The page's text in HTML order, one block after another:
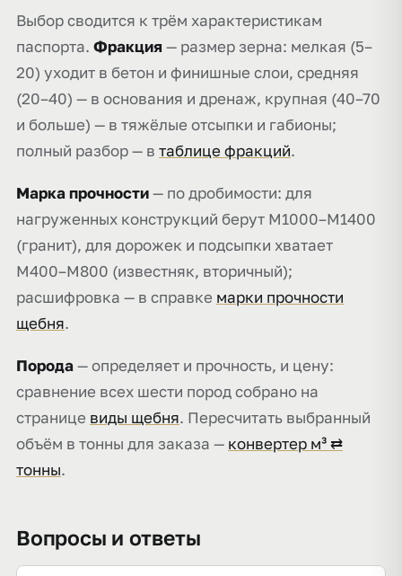
Выбор сводится к трём характеристикам
паспорта. Фракция — размер зерна: мелкая (5–
20) уходит в бетон и финишные слои, средняя
(20–40) — в основания и дренаж, крупная (40–70
и больше) — в тяжёлые отсыпки и габионы;
полный разбор — в таблице фракций.
Марка прочности— по дробимости: для
нагруженных конструкций берут М1000–М1400
(гранит), для дорожек и подсыпки хватает
М400–М800 (известняк, вторичный);
расшифровка — в справке марки прочности
щебня.
Порода— определяет и прочность, и цену:
сравнение всех шести пород собрано на
странице виды щебня. Пересчитать выбранный
объём в тонны для заказа — конвертер м³ ⇄
тонны.
Вопросы и ответы